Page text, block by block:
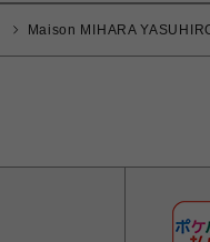
Maison MIHARA